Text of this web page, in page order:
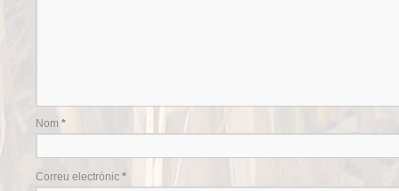
Nom *
Correu electrònic *